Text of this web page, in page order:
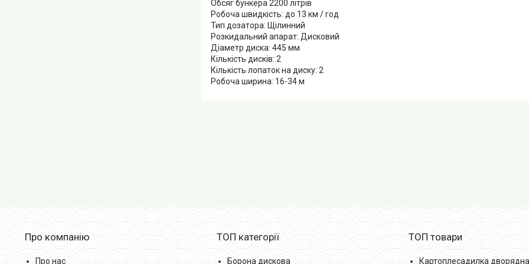
Обсяг бункера 2200 літрів
Робоча швидкість: до 13 км / год
Тип дозатора: Щілинний
Розкидальний апарат: Дисковий
Діаметр диска: 445 мм
Кількість дисків: 2
Кількість лопаток на диску: 2
Робоча ширина: 16-34 м
Про компанію
Про нас
ТОП категорії
Борона дискова
ТОП товари
Картоплесадилка дворядна